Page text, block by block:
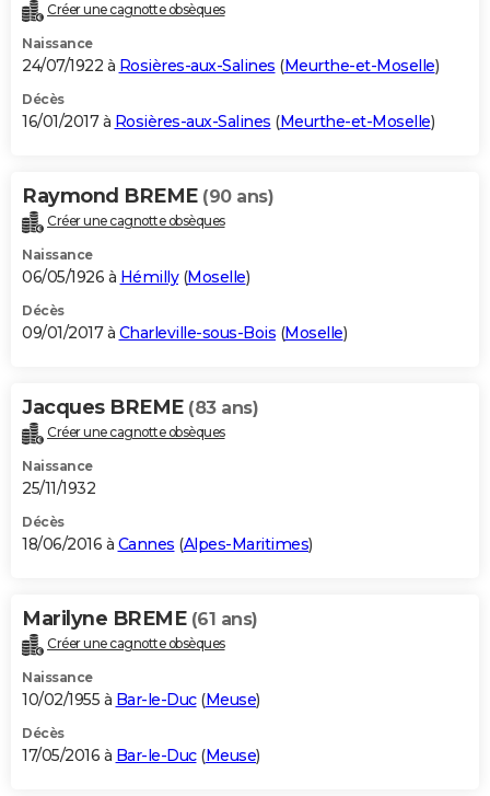
Créer une cagnotte obsèques
Naissance
24/07/1922 à Rosières-aux-Salines (Meurthe-et-Moselle)
Décès
16/01/2017 à Rosières-aux-Salines (Meurthe-et-Moselle)
Raymond BREME (90 ans)
Créer une cagnotte obsèques
Naissance
06/05/1926 à Hémilly(Moselle)
Décès
09/01/2017 à Charleville-sous-Bois (Moselle)
Jacques BREME (83 ans)
Créer une cagnotte obsèques
Naissance
25/11/1932
Décès
18/06/2016 à Cannes (Alpes-Maritimes)
Marilyne BREME (61 ans)
Créer une cagnotte obsèques
Naissance
10/02/1955 à Bar-le-Duc(Meuse)
Décès
17/05/2016 à Bar-le-Duc(Meuse)